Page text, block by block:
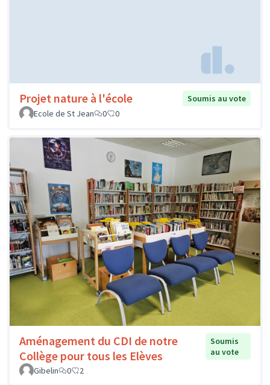
Projet nature à l'école
Soumis au vote
Ecole de St Jean
0 0
Aménagement du CDI de notre
Collège pour tous les Elèves
Soumis
au vote
Gibelin
0 2